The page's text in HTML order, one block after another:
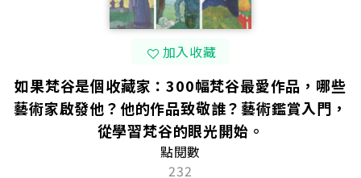
加入收藏
如果梵谷是個收藏家：300幅梵谷最愛作品，哪些
藝術家啟發他？他的作品致敬誰？藝術鑑賞入門，
從學習梵谷的眼光開始。
點閱數
232